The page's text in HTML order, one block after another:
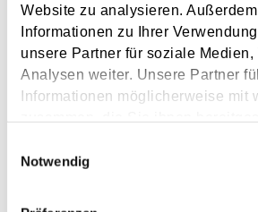
Website zu analysieren.
Informationen zu Ihrer
unsere Partner für soziale Medien,
Analysen weiter. Unsere Partner
Informationen möglicherweise mit
haben.
Notwendig
ausgestanden und durch "Omikron"
leider noch nicht gesprochen zu sein.
Wegen zur Bekämpfung der
Corona-Krise zu Neuerungen und
Langtext
empfehlen drucken
Arbeitsplatzpauschale für